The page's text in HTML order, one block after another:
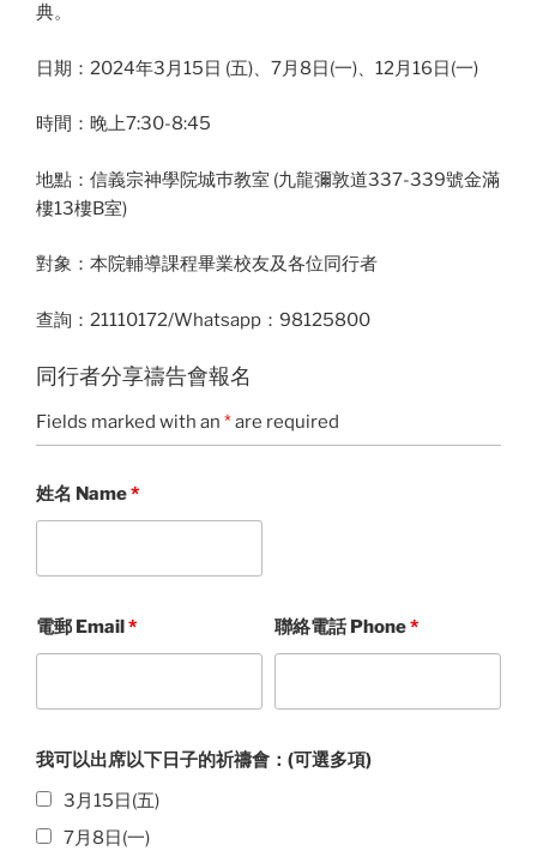
典。
日期：2024年3月15日 (五)、7月8日(一)、12月16日(一)
時間：晚上7:30-8:45
地點：信義宗神學院城巿教室 (九龍彌敦道337-339號金滿
樓13樓B室)
對象：本院輔導課程畢業校友及各位同行者
查詢：21110172/Whatsapp：98125800
同行者分享禱告會報名
Fields marked with an *are required
姓名 Name*
電郵 Email* 聯絡電話 Phone*
我可以出席以下日子的祈禱會：(可選多項)
3月15日(五)
7月8日(一)